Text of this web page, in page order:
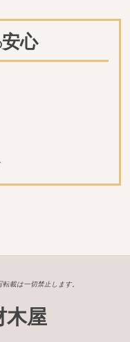
安心
載は一切禁止します。
木屋